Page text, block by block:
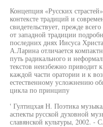
Концепция «Русских
контексте традиций и
свидетельствует, прежде
от западной традиции
последних днях Иисуса
А.Ларина отличается
путь радикального и
текстов неизбежно приводит
каждой части оратории и к
естественному усложнению
цикла по принципу
' Гултицхая Н. Поэтика
аспекты русской духовной
славянской культуры, 2002. -